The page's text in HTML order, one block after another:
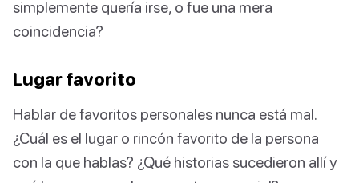
simplemente quería irse, o fue una mera
coincidencia?
Lugar favorito
Hablar de favoritos personales nunca está mal.
¿Cuál es el lugar o rincón favorito de la persona
con la que hablas? ¿Qué historias sucedieron allí y